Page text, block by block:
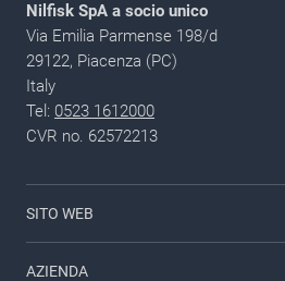
Nilfisk SpA a socio unico
Via Emilia Parmense 198/d
29122, Piacenza (PC)
Italy
Tel: 0523 1612000
CVR no. 62572213
SITO WEB
AZIENDA